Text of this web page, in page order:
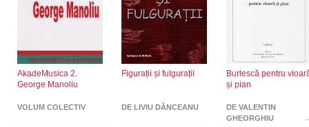
AkadeMusica 2.
George Manoliu
VOLUM COLECTIV
Figurații și fulgurații
DE LIVIU DĂNCEANU
Burlescă pentru
și pian
DE VALENTIN
GHEORGHIU